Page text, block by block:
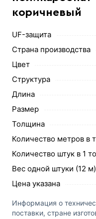
коричневый
UF-защита
Страна производства
Цвет
Структура
Длина
Размер
Толщина
Количество метров в
Количество штук в 1
Вес одной штуки (12 м)
Цена указана
Информация о
поставки, стране